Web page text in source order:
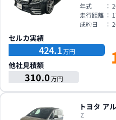
年式 ：
走行距離 ：
成約日
：
セルカ実績
424.1万円
他社見積額
310.0万円
トヨタ ア
Ｚ